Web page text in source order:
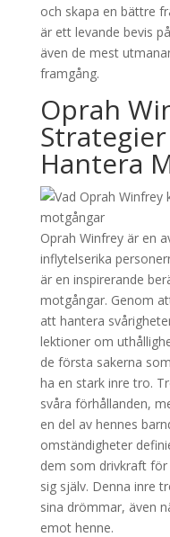
och skapa en bättre
är ett levande bevis
även de mest
framgång.
Oprah
Hantera
Oprah Winfrey är en
inflytelserika
är en inspirerande
motgångar. Genom
att hantera
lektioner om
de första sakerna
ha en stark inre tro.
svåra förhållanden,
en del av hennes
omständigheter
dem som drivkraft
sig själv. Denna inre
sina drömmar, även
emot henne.